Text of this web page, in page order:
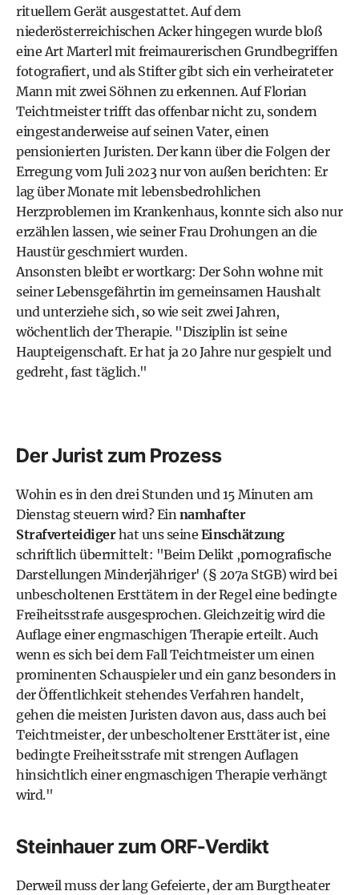
rituellem Gerät ausgestattet. Auf dem
niederösterreichischen Acker hingegen wurde bloß
eine Art Marterl mit freimaurerischen Grundbegriffen
fotografiert, und als Stifter gibt sich ein verheirateter
Mann mit zwei Söhnen zu erkennen. Auf Florian
Teichtmeister trifft das offenbar nicht zu, sondern
eingestanderweise auf seinen Vater, einen
pensionierten Juristen. Der kann über die Folgen der
Erregung vom Juli 2023 nur von außen berichten: Er
lag über Monate mit lebensbedrohlichen
Herzproblemen im Krankenhaus, konnte sich also nur
erzählen lassen, wie seiner Frau Drohungen an die
Haustür geschmiert wurden.
Ansonsten bleibt er wortkarg: Der Sohn wohne mit
seiner Lebensgefährtin im gemeinsamen Haushalt
und unterziehe sich, so wie seit zwei Jahren,
wöchentlich der Therapie. "Disziplin ist seine
Haupteigenschaft. Er hat ja 20 Jahre nur gespielt und
gedreht, fast täglich."
Der Jurist zum Prozess
Wohin es in den drei Stunden und 15 Minuten am
Dienstag steuern wird? Einnamhafter
Strafverteidigerhat uns seine Einschätzung
schriftlich übermittelt: "Beim Delikt ,pornografische
Darstellungen Minderjähriger' (§ 207a StGB) wird bei
unbescholtenen Ersttätern in der Regel eine bedingte
Freiheitsstrafe ausgesprochen. Gleichzeitig wird die
Auflage einer engmaschigen Therapie erteilt. Auch
wenn es sich bei dem Fall Teichtmeister um einen
prominenten Schauspieler und ein ganz besonders in
der Öffentlichkeit stehendes Verfahren handelt,
gehen die meisten Juristen davon aus, dass auch bei
Teichtmeister, der unbescholtener Ersttäter ist, eine
bedingte Freiheitsstrafe mit strengen Auflagen
hinsichtlich einer engmaschigen Therapie verhängt
wird."
Steinhauer zum ORF-Verdikt
Derweil muss der lang Gefeierte, der am Burgtheater